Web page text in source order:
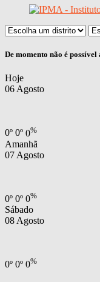
De momento não é
Hoje
06 Agosto
0º 0º 0%
Amanhã
07 Agosto
0º 0º 0%
Sábado
08 Agosto
0º 0º 0%